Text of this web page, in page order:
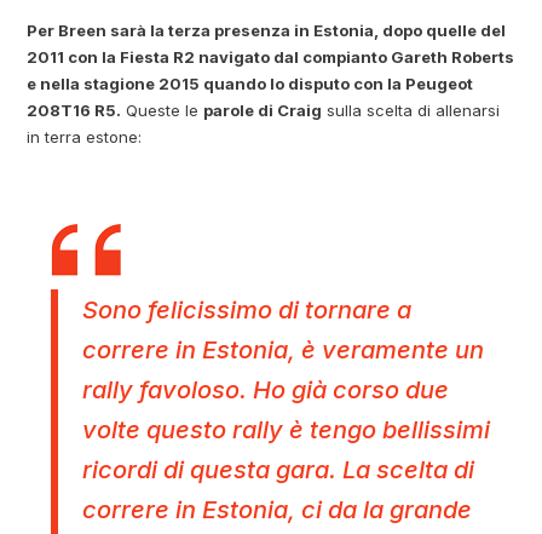
Per Breen sarà la terza presenza in Estonia, dopo quelle del
2011 con la Fiesta R2 navigato dal compianto Gareth Roberts
e nella stagione 2015 quando lo disputo con la Peugeot
208T16 R5. Queste le parole di Craig sulla scelta di allenarsi
in terra estone:
Sono felicissimo di tornare a
correre in Estonia, è veramente un
rally favoloso. Ho già corso due
volte questo rally è tengo bellissimi
ricordi di questa gara. La scelta di
correre in Estonia, ci da la grande